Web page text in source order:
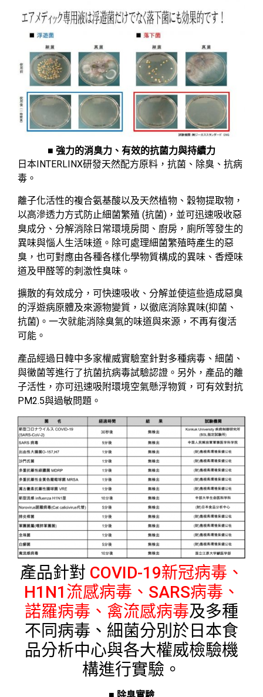
■ 強力的消臭力、有效的抗菌力與持續力
日本INTERLINX研發天然配方原料，抗菌、除臭、抗病
毒。
離子化活性的複合氨基酸以及天然植物、穀物提取物，
以高滲透力方式防止細菌繁殖 (抗菌)，並可迅速吸收惡
臭成分、分解消除日常環境房間、廚房，廁所等發生的
異味與惱人生活味道。除可處理細菌繁殖時產生的惡
臭，也可對應由各種各樣化學物質構成的異味、香煙味
道及甲醛等的刺激性臭味。
擴散的有效成分，可快速吸收、分解並使這些造成惡臭
的浮遊病原體及來源物變質，以徹底消除異味(抑菌、
抗菌)。一次就能消除臭氣的味道與來源，不再有復活
可能。
產品經過日韓中多家權威實驗室針對多種病毒、細菌、
與黴菌等進行了抗菌抗病毒試驗認證。另外，產品的離
子活性，亦可迅速吸附環境空氣懸浮物質，可有效對抗
PM2.5與過敏問題。
產品針對 COVID-19新冠病毒、
H1N1流感病毒、SARS病毒、
諾羅病毒、禽流感病毒及多種
不同病毒、細菌分別於日本食
品分析中心與各大權威檢驗機
構進行實驗。